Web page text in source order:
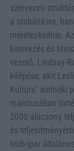
szervezeti
a stabilitásra,
méretezkednie.
kinevezés és
vezető, Lindsay-
kilépése, akit
Kultúra” alelnöki
márciusában
2000 alacsony
és
tech-ipar